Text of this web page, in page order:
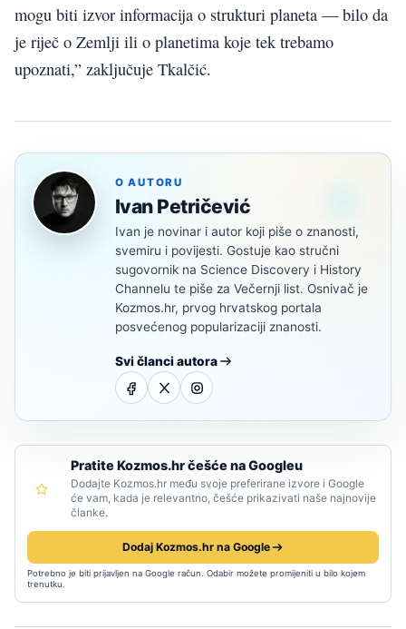
mogu biti izvor informacija o strukturi planeta — bilo da
je riječ o Zemlji ili o planetima koje tek trebamo
upoznati,” zaključuje Tkalčić.
O AUTORU
Ivan Petričević
Ivan je novinar i autor koji piše o znanosti,
svemiru i povijesti. Gostuje kao stručni
sugovornik na Science Discovery i History
Channelu te piše za Večernji list. Osnivač je
Kozmos.hr, prvog hrvatskog portala
posvećenog popularizaciji znanosti.
Svi članci autora
Pratite Kozmos.hr češće na Googleu
Dodajte Kozmos.hr među svoje preferirane izvore i Google
će vam, kada je relevantno, češće prikazivati naše najnovije
članke.
Dodaj Kozmos.hr na Google
Potrebno je biti prijavljen na Google račun. Odabir možete promijeniti u bilo kojem
trenutku.